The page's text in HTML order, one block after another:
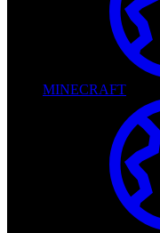
MINECRAFT